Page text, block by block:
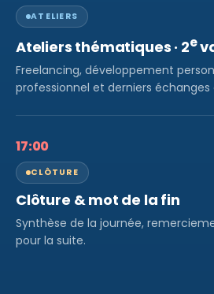
ATELIERS
Ateliers thématiques · 2e
Freelancing, développement
professionnel et derniers échanges
17:00
CLÔTURE
Clôture & mot de la fin
Synthèse de la journée,
pour la suite.